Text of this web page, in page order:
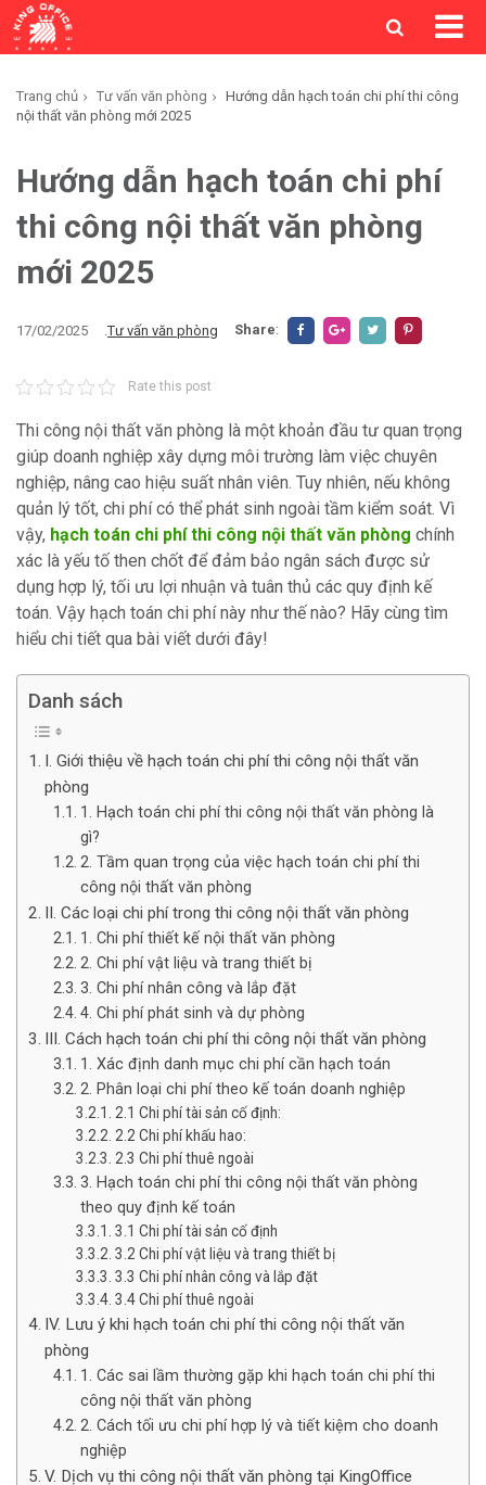
Trang chủ Tư vấn văn phòng
Hướng dẫn hạch toán chi phí thi công
nội thất văn phòng mới 2025
Hướng dẫn hạch toán chi phí
thi công nội thất văn phòng
mới 2025
17/02/2025 .Tư vấn văn phòng Share:
Rate this post
Thi công nội thất văn phòng là một khoản đầu tư quan trọng
giúp doanh nghiệp xây dựng môi trường làm việc chuyên
nghiệp, nâng cao hiệu suất nhân viên. Tuy nhiên, nếu không
quản lý tốt, chi phí có thể phát sinh ngoài tầm kiểm soát. Vì
vậy, hạch toán chi phí thi công nội thất văn phòng chính
xác là yếu tố then chốt để đảm bảo ngân sách được sử
dụng hợp lý, tối ưu lợi nhuận và tuân thủ các quy định kế
toán. Vậy hạch toán chi phí này như thế nào? Hãy cùng tìm
hiểu chi tiết qua bài viết dưới đây!
Danh sách
I. Giới thiệu về hạch toán chi phí thi công nội thất văn
phòng
1. Hạch toán chi phí thi công nội thất văn phòng là
gì?
2. Tầm quan trọng của việc hạch toán chi phí thi
công nội thất văn phòng
II. Các loại chi phí trong thi công nội thất văn phòng
1. Chi phí thiết kế nội thất văn phòng
2. Chi phí vật liệu và trang thiết bị
3. Chi phí nhân công và lắp đặt
4. Chi phí phát sinh và dự phòng
III. Cách hạch toán chi phí thi công nội thất văn phòng
1. Xác định danh mục chi phí cần hạch toán
2. Phân loại chi phí theo kế toán doanh nghiệp
2.1 Chi phí tài sản cố định:
2.2 Chi phí khấu hao:
2.3 Chi phí thuê ngoài
3. Hạch toán chi phí thi công nội thất văn phòng
theo quy định kế toán
3.1 Chi phí tài sản cố định
3.2 Chi phí vật liệu và trang thiết bị
3.3 Chi phí nhân công và lắp đặt
3.4 Chi phí thuê ngoài
IV. Lưu ý khi hạch toán chi phí thi công nội thất văn
phòng
1. Các sai lầm thường gặp khi hạch toán chi phí thi
công nội thất văn phòng
2. Cách tối ưu chi phí hợp lý và tiết kiệm cho doanh
nghiệp
V. Dịch vụ thi công nội thất văn phòng tại KingOffice